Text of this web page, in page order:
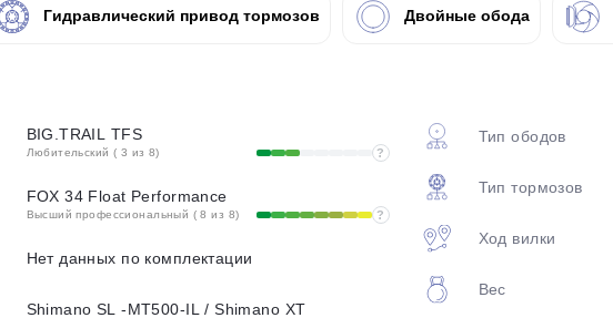
Гидравлический привод тормозов Двойные обода
BIG.TRAIL TFS
Любительский ( 3 из 8) ?
FOX 34 Float Performance
Высший профессиональный ( 8 из 8) ?
Нет данных по комплектации
Shimano SL -MT500-IL / Shimano XT
Тип ободов
Тип тормозов
Ход вилки
Вес
раз в 2
Остались вопросы?